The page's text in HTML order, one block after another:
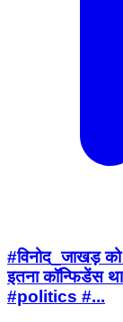
#विनोद_जाखड़
इतना कॉन्फिडेंस
#politics #...